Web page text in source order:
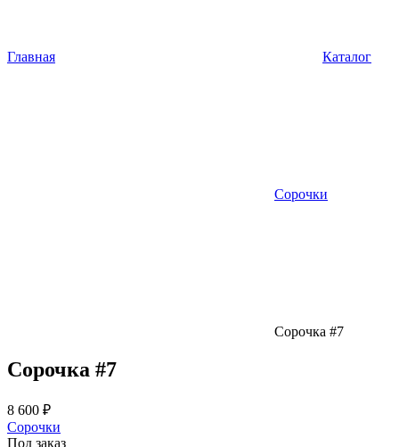
Главная Каталог
Сорочки
Сорочка #7
Сорочка #7
8 600 ₽
Сорочки
Под заказ